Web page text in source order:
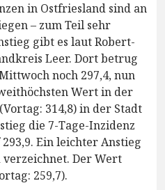
in Ostfriesland sind an
– zum Teil sehr
gibt es laut Robert-
Leer. Dort betrug
noch 297,4, nun
Wert in der
314,8) in der Stadt
die 7-Tage-Inzidenz
Ein leichter Anstieg
Der Wert
259,7).